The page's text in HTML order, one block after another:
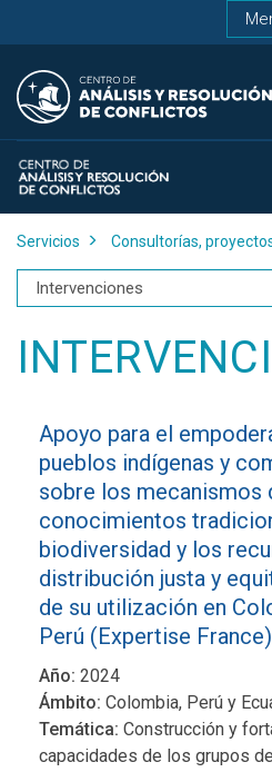
Servicios Consultorías,
Apoyo para el
pueblos indígenas y
sobre los mecanismos
conocimientos
biodiversidad y los
distribución justa y
de su utilización en
Perú (Expertise France)
Año: 2024
Ámbito: Colombia, Perú y
Temática: Construcción y
capacidades de los grupos